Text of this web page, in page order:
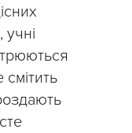
смітить